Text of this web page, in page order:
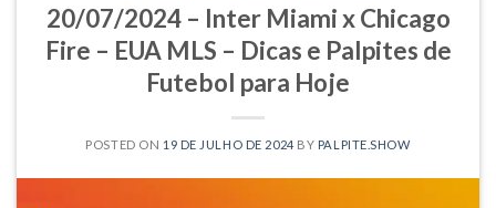
20/07/2024 – Inter Miami x Chicago
Fire – EUA MLS – Dicas e Palpites de
Futebol para Hoje
POSTED ON 19 DE JULHO DE 2024 BY PALPITE.SHOW